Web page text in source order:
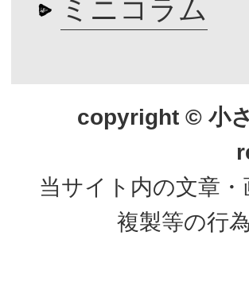
ミニコラム
copyright © 小
当サイト内の文章
複製等の行